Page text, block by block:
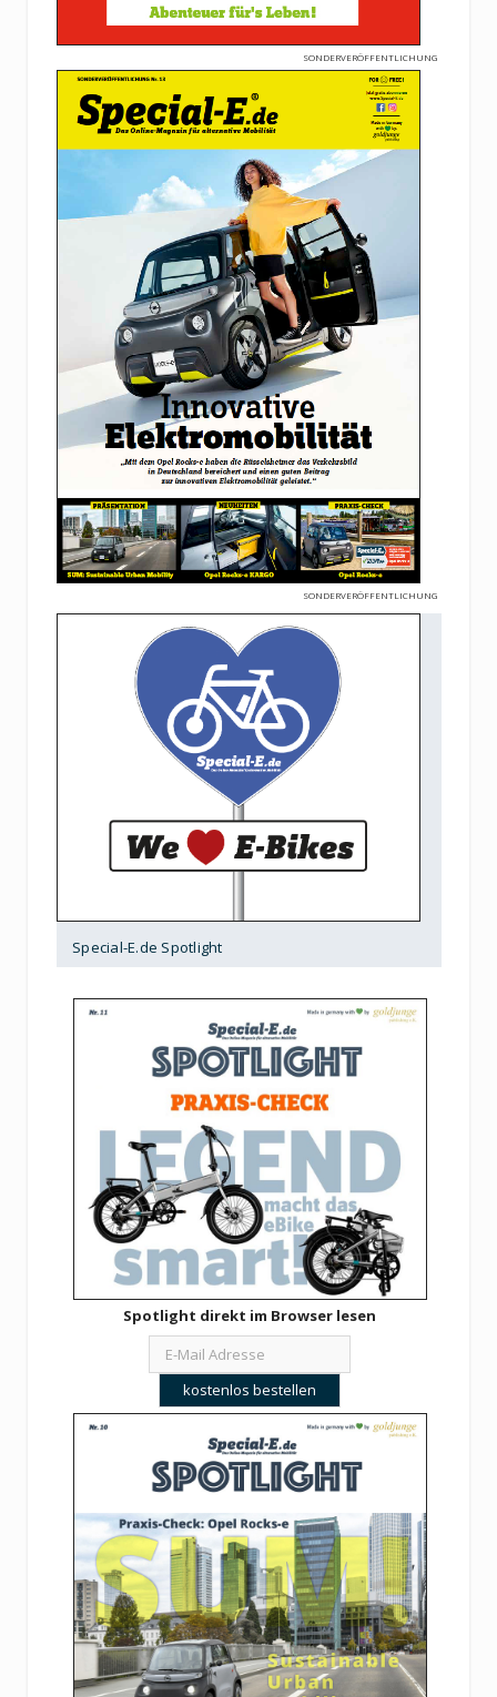
SONDERVERÖFFENTLICHUNG
SONDERVERÖFFENTLICHUNG
Special-E.de Spotlight
Spotlight direkt im Browser lesen